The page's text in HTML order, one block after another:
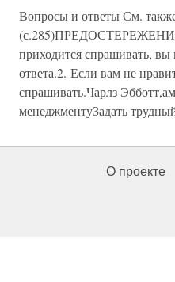
Вопросы и ответы См.
приходится спрашивать, вы
ответа.2. Если вам не
спрашивать.Чарлз
менеджментуЗадать
О проекте